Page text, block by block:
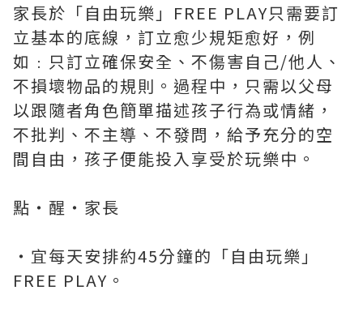
家長於「自由玩樂」FREE PLAY只需要訂
立基本的底線，訂立愈少規矩愈好，例
如﹕只訂立確保安全、不傷害自己/他人、
不損壞物品的規則。過程中，只需以父母
以跟隨者角色簡單描述孩子行為或情緒，
不批判、不主導、不發問，給予充分的空
間自由，孩子便能投入享受於玩樂中。
點‧醒‧家長
‧宜每天安排約45分鐘的「自由玩樂」
FREE PLAY。